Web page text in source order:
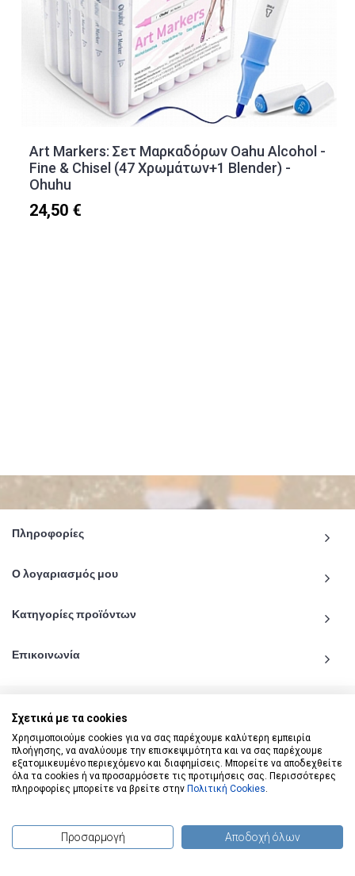
Art Markers: Σετ Μαρκαδόρων Oahu Alcohol -
Fine & Chisel (47 Χρωμάτων+1 Blender) -
Ohuhu
24,50 €
Πληροφορίες
Ο λογαριασμός μου
Κατηγορίες προϊόντων
Επικοινωνία
© 2020 - 2026 katiginetai.gr All Rights Reserved.
Σχετικά με τα cookies
Χρησιμοποιούμε cookies για να σας παρέχουμε καλύτερη εμπειρία
πλοήγησης, να αναλύουμε την επισκεψιμότητα και να σας παρέχουμε
εξατομικευμένο περιεχόμενο και διαφημίσεις. Μπορείτε να αποδεχθείτε
όλα τα cookies ή να προσαρμόσετε τις προτιμήσεις σας. Περισσότερες
πληροφορίες μπορείτε να βρείτε στην Πολιτική Cookies.
Προσαρμογή Αποδοχή όλων
(0) προϊόντα